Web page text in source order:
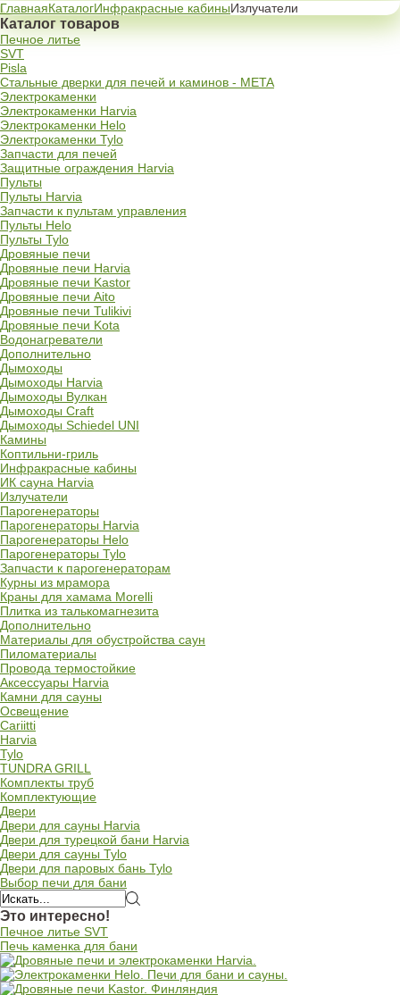
ГлавнаяКаталогИнфракрасные кабиныИзлучатели
Каталог товаров
Печное литье
SVT
Pisla
Стальные дверки для печей и каминов - META
Электрокаменки
Электрокаменки Harvia
Электрокаменки Helo
Электрокаменки Tylo
Запчасти для печей
Защитные ограждения Harvia
Пульты
Пульты Harvia
Запчасти к пультам управления
Пульты Helo
Пульты Tylo
Дровяные печи
Дровяные печи Harvia
Дровяные печи Kastor
Дровяные печи Aito
Дровяные печи Tulikivi
Дровяные печи Kota
Водонагреватели
Дополнительно
Дымоходы
Дымоходы Harvia
Дымоходы Вулкан
Дымоходы Craft
Дымоходы Schiedel UNI
Камины
Коптильни-гриль
Инфракрасные кабины
ИК сауна Harvia
Излучатели
Парогенераторы
Парогенераторы Harvia
Парогенераторы Helo
Парогенераторы Tylo
Запчасти к парогенераторам
Курны из мрамора
Краны для хамама Morelli
Плитка из талькомагнезита
Дополнительно
Материалы для обустройства саун
Пиломатериалы
Провода термостойкие
Аксессуары Harvia
Камни для сауны
Освещение
Cariitti
Harvia
Tylo
TUNDRA GRILL
Комплекты труб
Комплектующие
Двери
Двери для сауны Harvia
Двери для турецкой бани Harvia
Двери для сауны Tylo
Двери для паровых бань Tylo
Выбор печи для бани
Это интересно!
Печное литье SVT
Печь каменка для бани